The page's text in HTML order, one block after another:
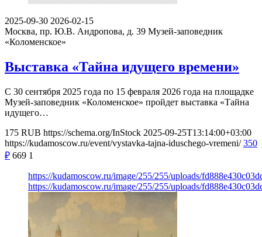
2025-09-30 2026-02-15
Москва, пр. Ю.В. Андропова, д. 39 Музей-заповедник
«Коломенское»
Выставка «Тайна идущего времени»
С 30 сентября 2025 года по 15 февраля 2026 года на площадке
Музей-заповедник «Коломенское» пройдет выставка «Тайна
идущего…
175 RUB https://schema.org/InStock 2025-09-25T13:14:00+03:00
https://kudamoscow.ru/event/vystavka-tajna-iduschego-vremeni/ 350
₽ 669 1
https://kudamoscow.ru/image/255/255/uploads/
https://kudamoscow.ru/image/255/255/uploads/